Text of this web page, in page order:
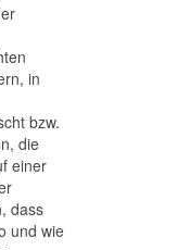
in
bzw.
die
einer
dass
und wie